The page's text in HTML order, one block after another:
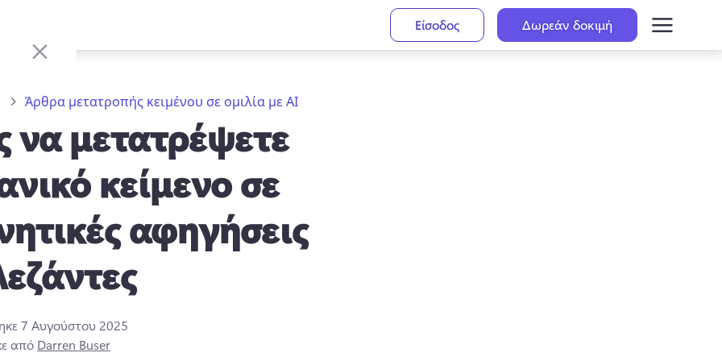
Είσοδος Δωρεάν δοκιμή
Άρθρα μετατροπής κειμένου σε ομιλία με AI
να μετατρέψετε
κείμενο σε
αφηγήσεις
7 Αυγούστου 2025
από Darren Buser